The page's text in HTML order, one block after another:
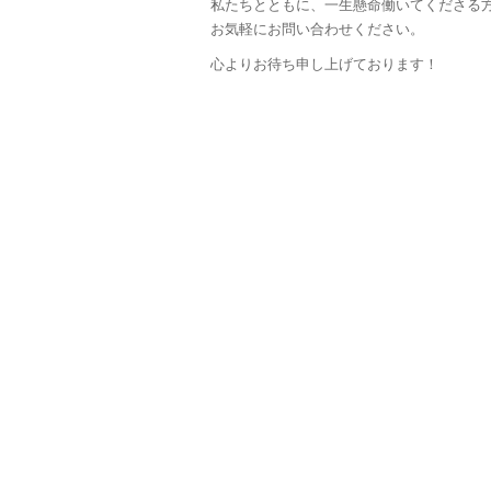
私たちとともに、一生懸命働いてくださる
お気軽にお問い合わせください。
心よりお待ち申し上げております！